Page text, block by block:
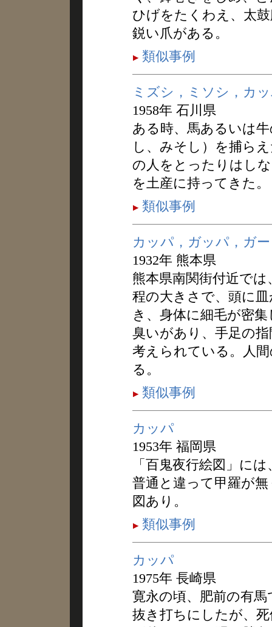
ひげをたくわえ、太
鋭い爪がある。
類似事例
ミズシ，ミソシ，カ
1958年 石川県
ある時、馬あるいは
し、みそし）を捕ら
の人をとったりはし
を土産に持ってきた。
類似事例
カッパ，ガッパ，ガ
1932年 熊本県
熊本県南関街付近で
程の大きさで、頭に
き、身体に細毛が密
臭いがあり、手足の
考えられている。人
る。
類似事例
カッパ
1953年 福岡県
「百鬼夜行絵図」に
普通と違って甲羅が
図あり。
類似事例
カッパ
1975年 長崎県
寛永の頃、肥前の有
抜き打ちにしたが、